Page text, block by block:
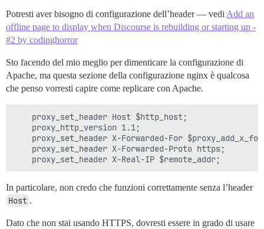
Potresti aver bisogno di configurazione dell’header — vediAdd an
offline page to display when Discourse is rebuilding or starting up -
#2 by codinghorror
Sto facendo del mio meglio per dimenticare la configurazione di
Apache, ma questa sezione della configurazione nginx è qualcosa
che penso vorresti capire come replicare con Apache.
    proxy_set_header Host $http_host;
    proxy_http_version 1.1;
proxy_set_header X-Forwarded-For
    proxy_set_header X-Forwarded-Proto https;
In particolare, non credo che funzioni correttamente senza l’header
Host .
Dato che non stai usando HTTPS, dovresti essere in grado di usare